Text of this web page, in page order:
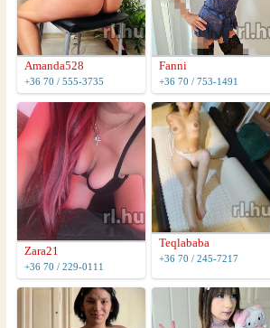
Amanda528
+36 70 / 555-3735
Fanni
+36 70 / 753-1491
Zara21
+36 70 / 229-0111
Teqlababa
+36 70 / 245-7217